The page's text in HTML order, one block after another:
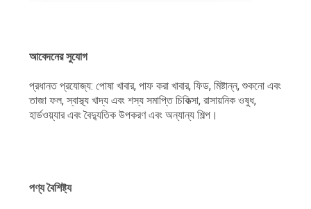
আবেদনের সুযোগ
প্রধানত প্রযোজ্য: পোষা খাবার, পাফ করা খাবার, ফিড, মিষ্টান্ন, শুকনো এবং
তাজা ফল, স্বাস্থ্য খাদ্য এবং শস্য সমাপ্তি চিকিত্সা, রাসায়নিক ওষুধ,
হার্ডওয়্যার এবং বৈদ্যুতিক উপকরণ এবং অন্যান্য শিল্প।
পণ্য বৈশিষ্ট্য